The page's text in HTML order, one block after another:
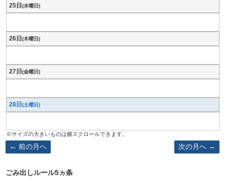
25日 (水曜日)
26日 (木曜日)
27日 (金曜日)
28日 (土曜日)
前の月へ 次の月へ
ごみ出しルール5ヵ条